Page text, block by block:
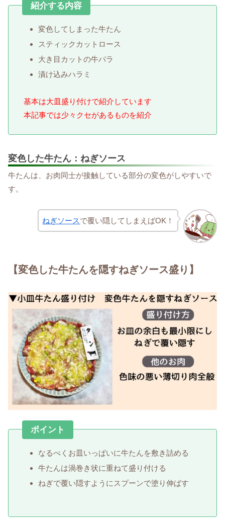
紹介する内容
変色してしまった牛たん
スティックカットロース
大き目カットの牛バラ
漬け込みハラミ
基本は大皿盛り付けで紹介しています
本記事では少々クセがあるものを紹介
変色した牛たん：ねぎソース
牛たんは、お肉同士が接触している部分の変色がしやすいで
す。
ねぎソースで覆い隠してしまえばOK！
【変色した牛たんを隠すねぎソース盛り】
ポイント
なるべくお皿いっぱいに牛たんを敷き詰める
牛たんは渦巻き状に重ねて盛り付ける
ねぎで覆い隠すようにスプーンで塗り伸ばす